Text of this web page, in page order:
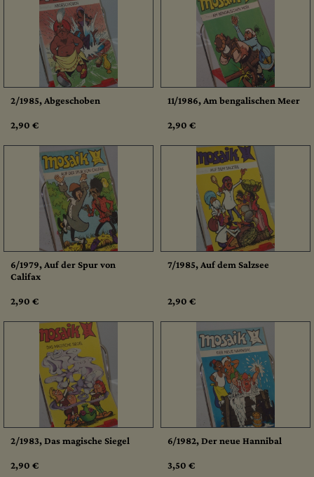
2/1985, Abgeschoben
2,90 €
11/1986, Am bengalischen Meer
2,90 €
6/1979, Auf der Spur von
Califax
2,90 €
7/1985, Auf dem Salzsee
2,90 €
2/1983, Das magische Siegel
2,90 €
6/1982, Der neue Hannibal
3,50 €